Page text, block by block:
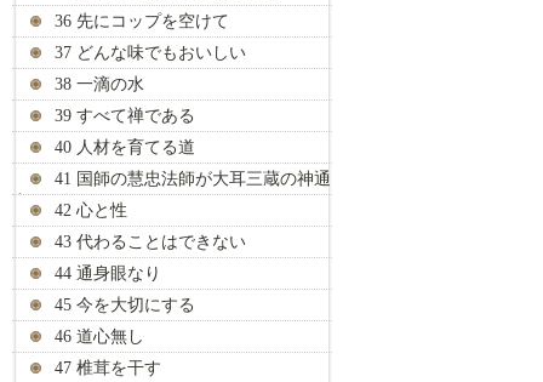
36 先にコップを空けて
37 どんな味でもおいしい
38 一滴の水
39 すべて禅である
40 人材を育てる道
41 国師の慧忠法師が大耳三蔵の神通
力を見抜く42 心と性
43 代わることはできない
44 通身眼なり
45 今を大切にする
46 道心無し
47 椎茸を干す